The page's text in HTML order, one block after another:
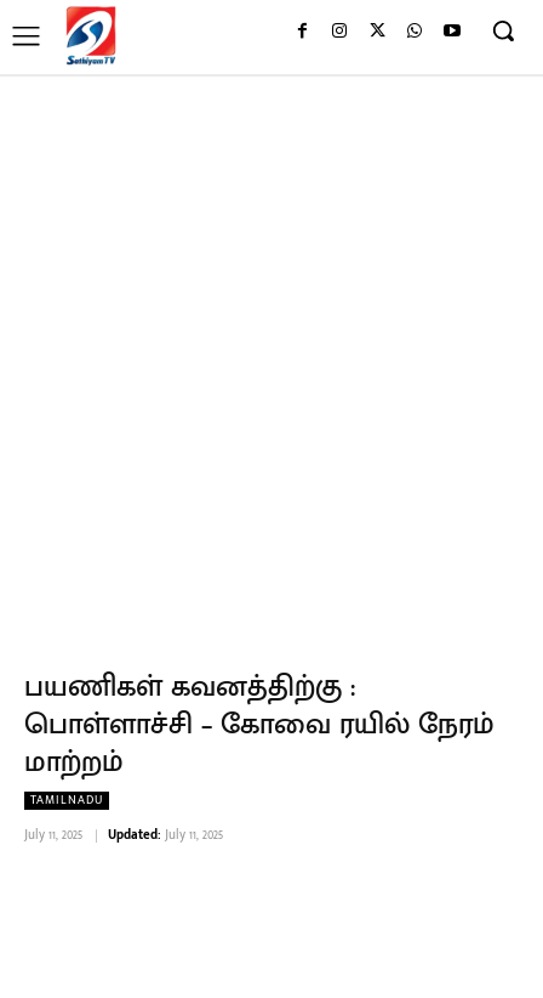
பயணிகள் கவனத்திற்கு :
பொள்ளாச்சி – கோவை ரயில் நேரம்
மாற்றம்
TAMILNADU
July 11, 2025 Updated: July 11, 2025